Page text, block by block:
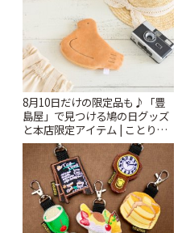
8月10日だけの限定品も♪「豊
島屋」で見つける鳩の日グッズ
と本店限定アイテム | ことりっ
ぷ